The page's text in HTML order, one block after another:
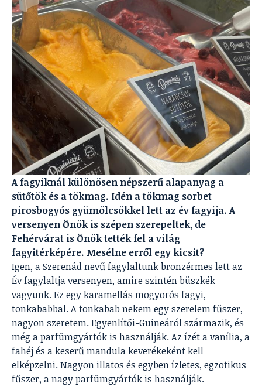
A fagyiknál különösen népszerű alapanyag a
sütőtök és a tökmag. Idén a tökmag sorbet
pirosbogyós gyümölcsökkel lett az év fagyija. A
versenyen Önök is szépen szerepeltek, de
Fehérvárat is Önök tették fel a világ
fagyitérképére. Mesélne erről egy kicsit?
Igen, a Szerenád nevű fagylaltunk bronzérmes lett az
Év fagylaltja versenyen, amire szintén büszkék
vagyunk. Ez egy karamellás mogyorós fagyi,
tonkababbal. A tonkabab nekem egy szerelem fűszer,
nagyon szeretem. Egyenlítői-Guineáról származik, és
még a parfümgyártók is használják. Az ízét a vanília, a
fahéj és a keserű mandula keverékeként kell
elképzelni. Nagyon illatos és egyben ízletes, egzotikus
fűszer, a nagy parfümgyártók is használják.